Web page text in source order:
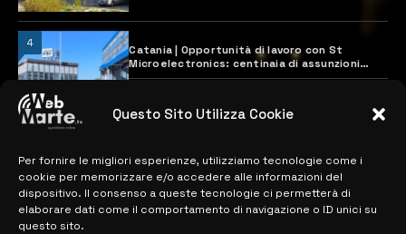
Questo Sito Utilizza Cookie
Per fornire le migliori esperienze, utilizziamo tecnologie come i
cookie per memorizzare e/o accedere alle informazioni del
dispositivo. Il consenso a queste tecnologie ci permetterà di
elaborare dati come il comportamento di navigazione o ID unici su
questo sito.
4
Catania | Opportunità di lavoro con St
Microelectronics: centinaia di assunzioni
previste
MAPPA DEL SITO
> NOTIZIE